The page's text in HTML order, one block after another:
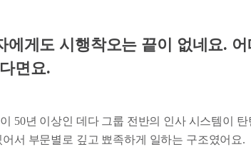
에게도 시행착오는 끝이 없네요. 어
면요.
50년 이상인 데다 그룹 전반의 인사 시스템이
서 부문별로 깊고 뾰족하게 일하는 구조였어요.